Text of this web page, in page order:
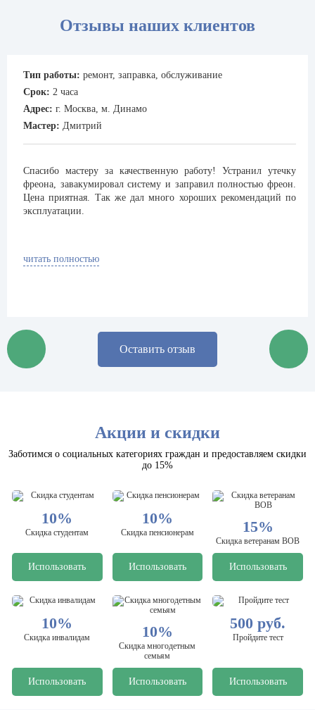
Отзывы наших клиентов
Тип работы: ремонт, заправка, обслуживание
Срок: 2 часа
Адрес: г. Москва, м. Динамо
Мастер: Дмитрий
Спасибо мастеру за качественную работу! Устранил утечку
фреона, завакумировал систему и заправил полностью фреон.
Цена приятная. Так же дал много хороших рекомендаций по
эксплуатации.
читать полностью
Оставить отзыв
Акции и скидки
Заботимся о социальных категориях граждан и предоставляем скидки
до 15%
10%
Скидка студентам
Использовать
10%
Скидка пенсионерам
Использовать
15%
Скидка ветеранам ВОВ
Использовать
10%
Скидка инвалидам
Использовать
10%
Скидка многодетным
семьям
Использовать
500 руб.
Пройдите тест
Использовать